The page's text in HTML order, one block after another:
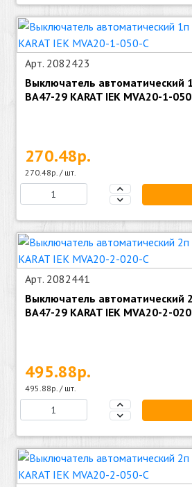
Арт. 2082423
Выключатель автоматический
ВА47-29 KARAT IEK MVA20-1-
270.48р.
270.48р. / шт.
Арт. 2082441
Выключатель автоматический
ВА47-29 KARAT IEK MVA20-2-
495.88р.
495.88р. / шт.